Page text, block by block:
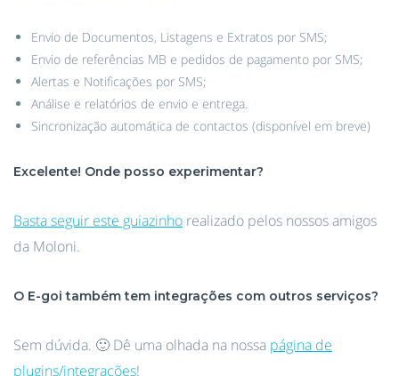
Envio de Documentos, Listagens e Extratos por SMS;
Envio de referências MB e pedidos de pagamento por SMS;
Alertas e Notificações por SMS;
Análise e relatórios de envio e entrega.
Sincronização automática de contactos (disponível em breve)
Excelente! Onde posso experimentar?
Basta seguir este guiazinho realizado pelos nossos amigos
da Moloni.
O E-goi também tem integrações com outros serviços?
Sem dúvida. 🙂 Dê uma olhada na nossa página de
plugins/integrações!